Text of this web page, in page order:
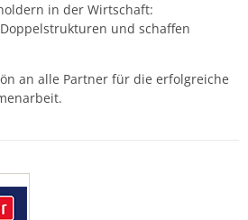
in der Wirtschaft:
und schaffen
an alle Partner für die erfolgreiche